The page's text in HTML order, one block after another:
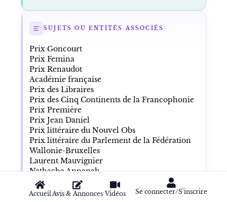
AccueilAvis & Annonces Vidéos Se connecter/S'inscrire
SUJETS OU ENTITÉS ASSOCIÉS
Prix Goncourt
Prix Femina
Prix Renaudot
Académie française
Prix des Libraires
Prix des Cinq Continents de la Francophonie
Prix Première
Prix Jean Daniel
Prix littéraire du Nouvel Obs
Prix littéraire du Parlement de la Fédération
Wallonie-Bruxelles
Laurent Mauvignier
Nathacha Appanah
Adélaïde de Clermont-Tonnerre
Yanick Lahens